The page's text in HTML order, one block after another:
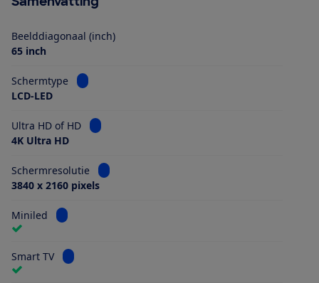
Beelddiagonaal (inch)
65 inch
Schermtype
Bekijk informatie voor Schermtype
LCD-LED
Ultra HD of HD
Bekijk informatie voor Ultra HD of HD
4K Ultra HD
Schermresolutie
Bekijk informatie voor Schermresolutie
3840 x 2160 pixels
Miniled Bekijk informatie voor Miniled
Smart TV Bekijk informatie voor Smart TV